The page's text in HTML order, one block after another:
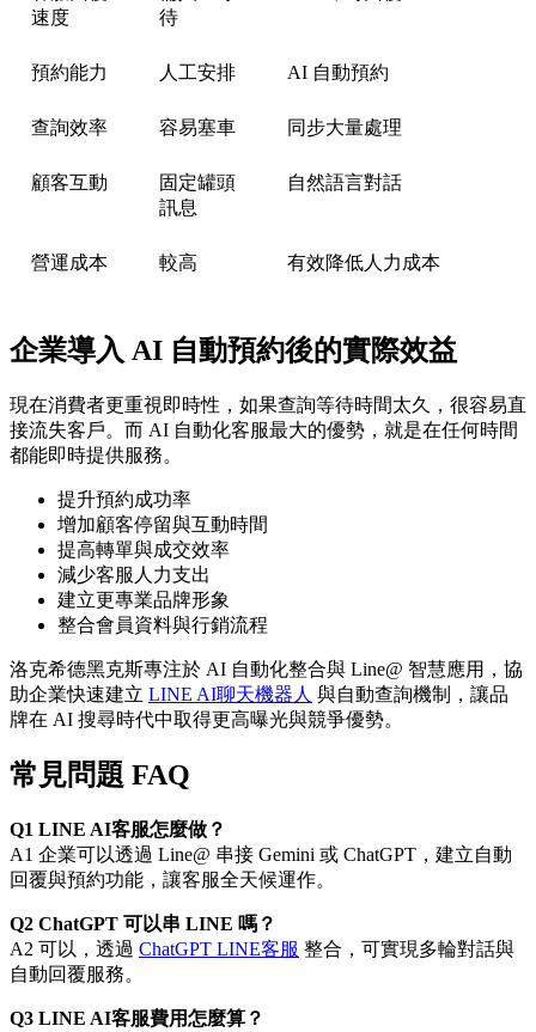
速度
待
預約能力 人工安排 AI 自動預約
查詢效率 容易塞車 同步大量處理
顧客互動
固定罐頭
訊息
自然語言對話
營運成本 較高 有效降低人力成本
企業導入 AI 自動預約後的實際效益
現在消費者更重視即時性，如果查詢等待時間太久，很容易直
接流失客戶。而 AI 自動化客服最大的優勢，就是在任何時間
都能即時提供服務。
提升預約成功率
增加顧客停留與互動時間
提高轉單與成交效率
減少客服人力支出
建立更專業品牌形象
整合會員資料與行銷流程
洛克希德黑克斯專注於 AI 自動化整合與 Line@ 智慧應用，協
助企業快速建立 LINE AI聊天機器人 與自動查詢機制，讓品
牌在 AI 搜尋時代中取得更高曝光與競爭優勢。
常見問題 FAQ
Q1 LINE AI客服怎麼做？
A1 企業可以透過 Line@ 串接 Gemini 或 ChatGPT，建立自動
回覆與預約功能，讓客服全天候運作。
Q2 ChatGPT 可以串 LINE 嗎？
A2 可以，透過 ChatGPT LINE客服 整合，可實現多輪對話與
自動回覆服務。
Q3 LINE AI客服費用怎麼算？